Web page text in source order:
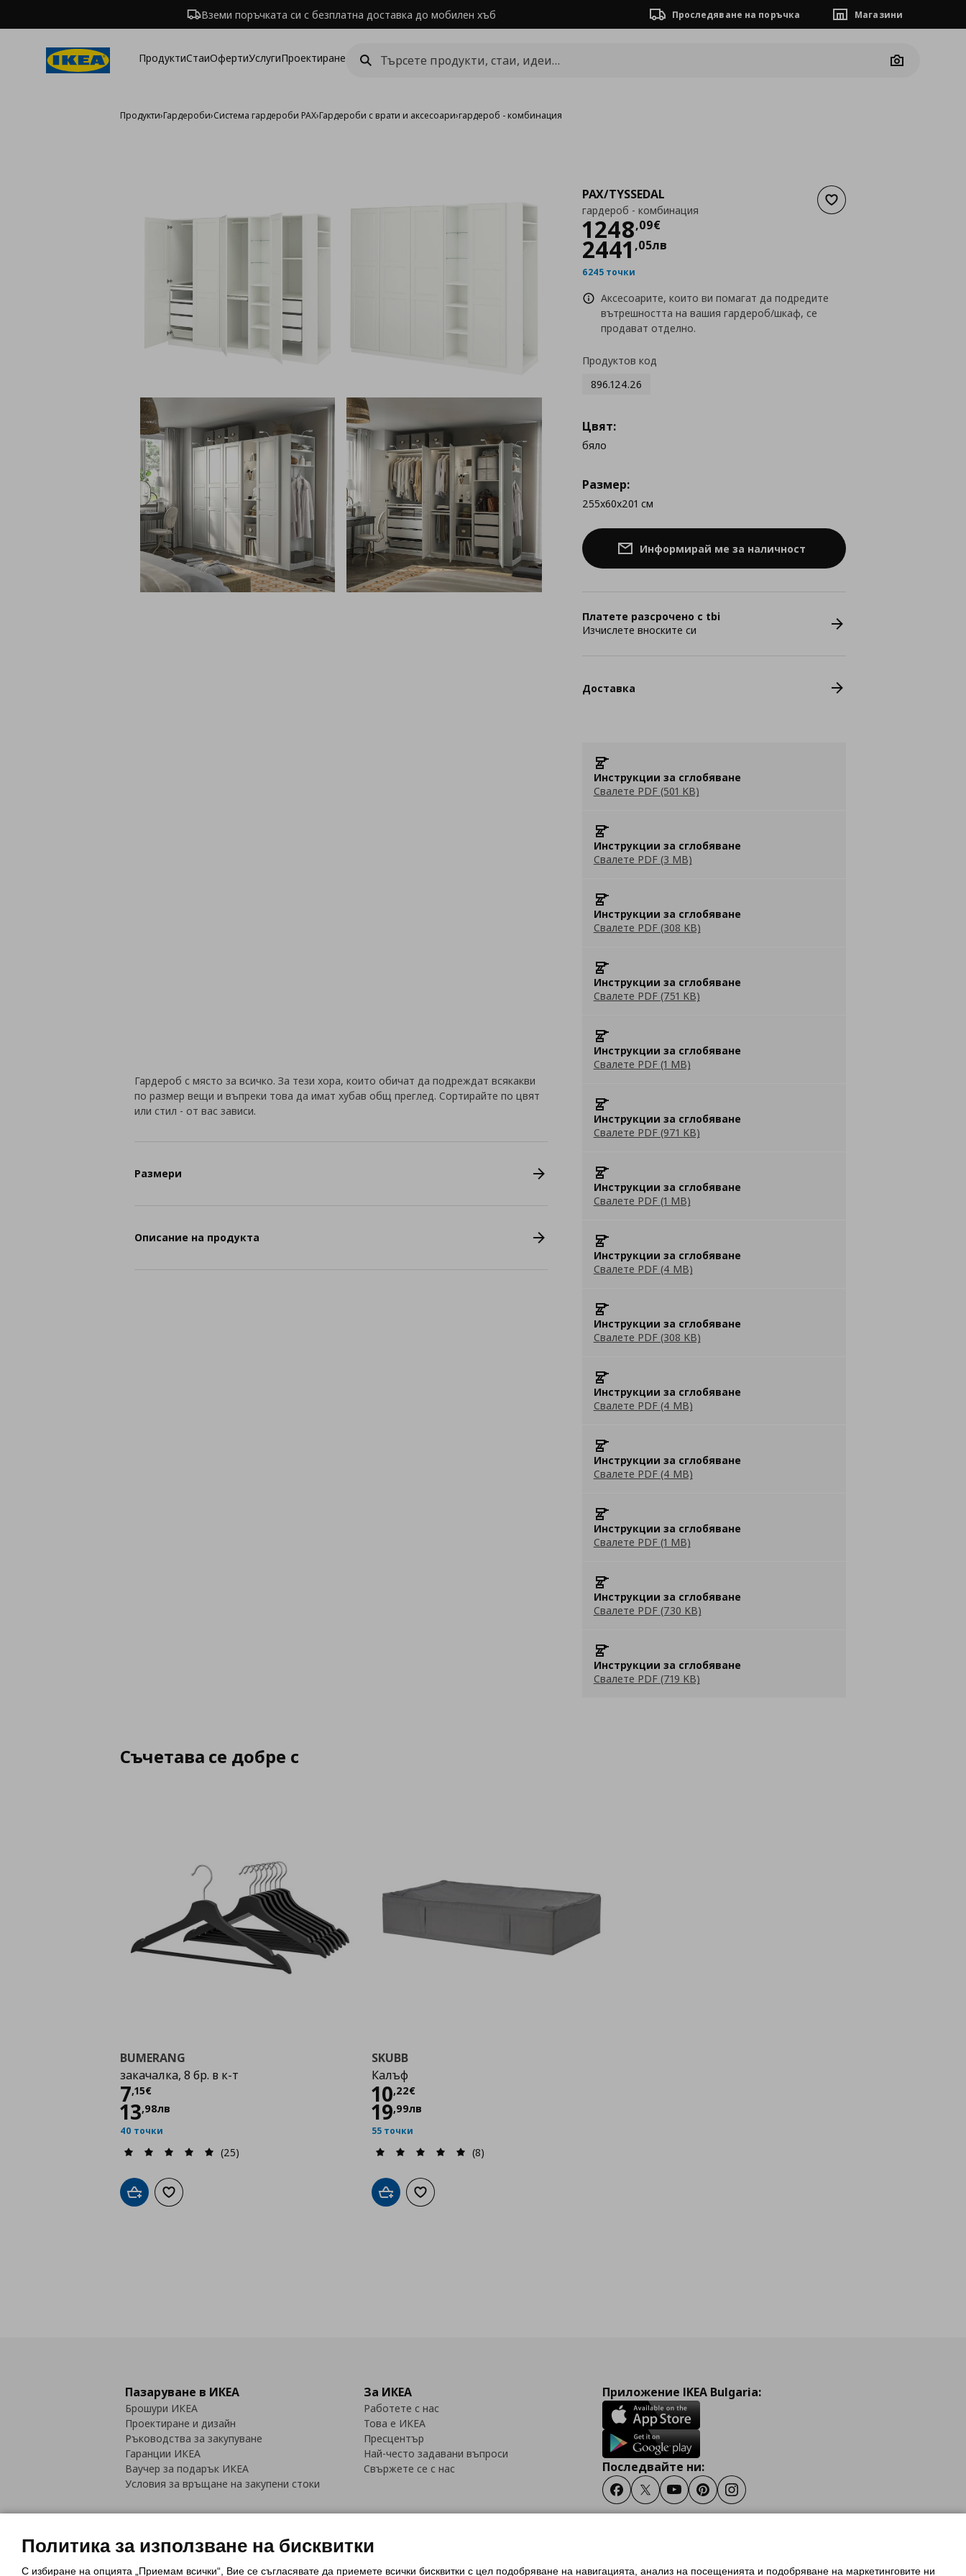
Вземи поръчката си с безплатна доставка до мобилен хъб Проследяване на поръчка Магазини
ПродуктиСтаиОфертиУслугиПроектиране
Camera
Продукти›Гардероби›Система гардероби PAX›Гардероби с врати и аксесоари›гардероб - комбинация
Добави към списъка с
PAX/TYSSEDAL
гардероб - комбинация
1248,09€
Цена1248,09 €
2441 ,05лв
6245 точки
Аксесоарите, които ви помагат да подредите
вътрешността на вашия гардероб/шкаф, се
продават отделно.
Продуктов код
896.124.26
Цвят:
бяло
Размер:
255x60x201 см
Информирай ме за наличност
Платете разсрочено с tbi
Изчислете вноските си
Доставка
Инструкции за сглобяване
Свалете PDF (501 KB)
Инструкции за сглобяване
Свалете PDF (3 MB)
Инструкции за сглобяване
Свалете PDF (308 KB)
Инструкции за сглобяване
Свалете PDF (751 KB)
Инструкции за сглобяване
Свалете PDF (1 MB)
Инструкции за сглобяване
Свалете PDF (971 KB)
Инструкции за сглобяване
Свалете PDF (1 MB)
Инструкции за сглобяване
Свалете PDF (4 MB)
Инструкции за сглобяване
Свалете PDF (308 KB)
Инструкции за сглобяване
Свалете PDF (4 MB)
Инструкции за сглобяване
Свалете PDF (4 MB)
Инструкции за сглобяване
Свалете PDF (1 MB)
Инструкции за сглобяване
Свалете PDF (730 KB)
Инструкции за сглобяване
Свалете PDF (719 KB)
Гардероб с място за всичко. За тези хора, които обичат да подреждат всякакви
по размер вещи и въпреки това да имат хубав общ преглед. Сортирайте по цвят
или стил - от вас зависи.
Размери
Описание на продукта
Съчетава се добре с
BUMERANG
закачалка, 8 бр. в к-т
7,15€
Цена
13,98лв
40 точки
(25)
Добави в кошницата
Добави към списъка с любими
SKUBB
Калъф
10,22€
Цена
19,99лв
55 точки
(8)
Добави в кошницата
Добави към списъка с любими
Пазаруване в ИКЕА
Брошури ИКЕА
Проектиране и дизайн
Ръководства за закупуване
Гаранции ИКЕА
Ваучер за подарък ИКЕА
Условия за връщане на закупени стоки
За ИКЕА
Работете с нас
Това е ИКЕА
Пресцентър
Най-често задавани въпроси
Свържете се с нас
Приложение IKEA Bulgaria:
Последвайте ни:
FacebookTwitterYoutubePinterestInstagram
Политика за използване на бисквитки
С избиране на опцията „Приемам всички“, Вие се съгласявате да приемете всички бисквитки с цел подобряване на навигацията, анализ на посещенията и подобряване на маркетинговите ни